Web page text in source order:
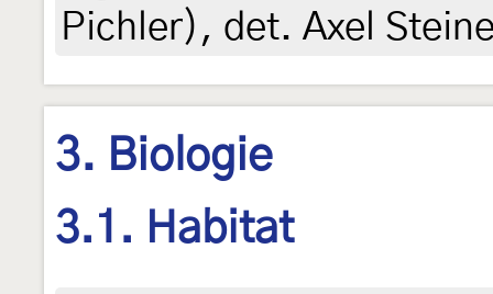
Pichler), det. Axel
3. Biologie
3.1. Habitat